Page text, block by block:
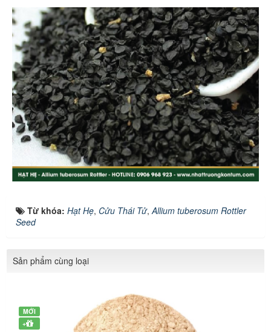
Từ khóa: Hạt Hẹ, Cửu Thái Tử,Allium tuberosum Rottler
Seed
Sản phẩm cùng loại
MỚI
+